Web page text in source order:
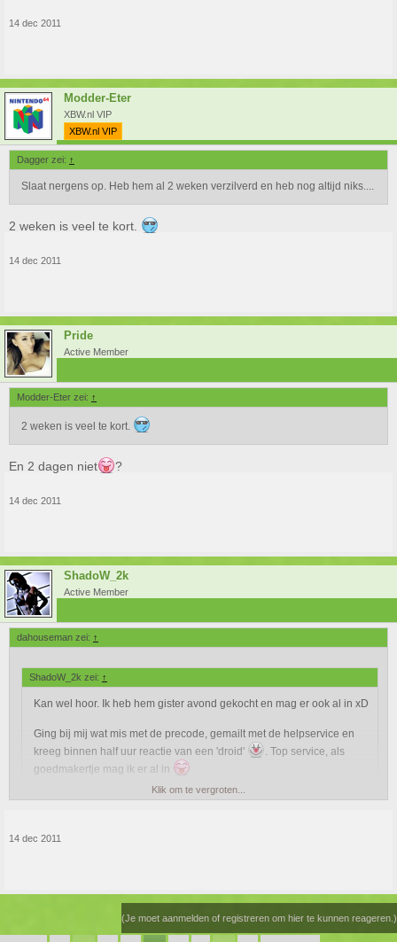
14 dec 2011
Modder-Eter
XBW.nl VIP
XBW.nl VIP
Dagger zei: ↑
Slaat nergens op. Heb hem al 2 weken verzilverd en heb nog altijd niks....
2 weken is veel te kort.
14 dec 2011
Pride
Active Member
Modder-Eter zei: ↑
2 weken is veel te kort.
En 2 dagen niet ?
14 dec 2011
ShadoW_2k
Active Member
dahouseman zei: ↑
ShadoW_2k zei: ↑
Kan wel hoor. Ik heb hem gister avond gekocht en mag er ook al in xD
Ging bij mij wat mis met de precode, gemailt met de helpservice en
kreeg binnen half uur reactie van een 'droid'
. Top service, als
goedmakertje mag ik er al in
Klik om te vergroten...
14 dec 2011
(Je moet aanmelden of registreren om hier te kunnen reageren.)